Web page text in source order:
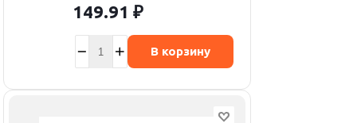
149.91 ₽
В корзину